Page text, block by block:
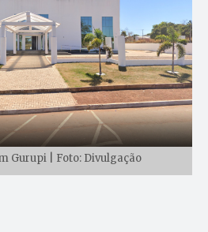
Gurupi | Foto: Divulgação